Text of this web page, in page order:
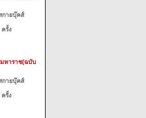
กายบุ๊คส์
ครั้ง
มหาราช(ฉบับ
กายบุ๊คส์
ครั้ง